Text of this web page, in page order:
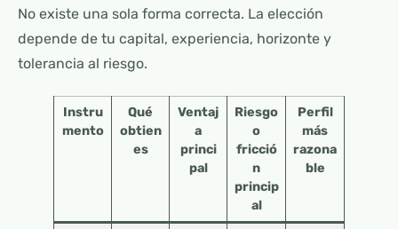
No existe una sola forma correcta. La elección
depende de tu capital, experiencia, horizonte y
tolerancia al riesgo.
Instru
mento
Qué
obtien
es
Ventaj
a
princi
pal
Riesgo
o
fricció
n
princip
al
Perfil
más
razona
ble